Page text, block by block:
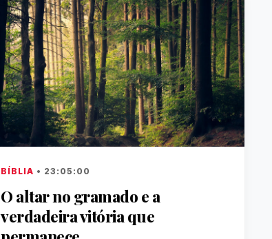
BÍBLIA • 23:05:00
O altar no gramado e a
verdadeira vitória que